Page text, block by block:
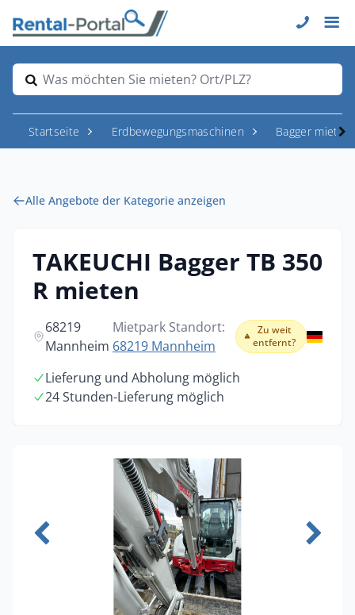
Was möchten Sie mieten? Ort/PLZ?
Startseite Erdbewegungsmaschinen Bagger mieten
Alle Angebote der Kategorie anzeigen
TAKEUCHI Bagger TB 350
R mieten
68219
Mannheim
Mietpark Standort:
68219 Mannheim
Zu weit
entfernt?
Lieferung und Abholung möglich
24 Stunden-Lieferung möglich